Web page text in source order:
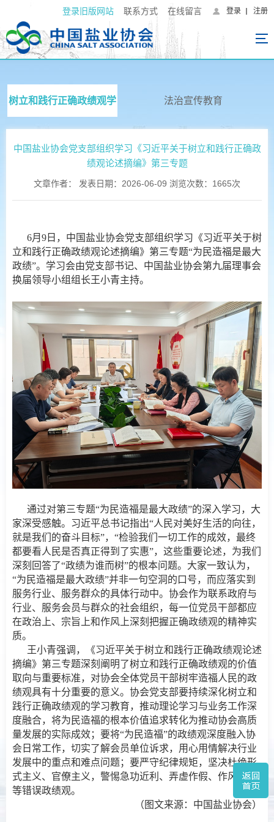
登录旧版网站 联系方式 在线留言 登录 注册
树立和践行正确政绩观学 法治宣传教育
中国盐业协会党支部组织学习《习近平关于树立和践行正确政
绩观论述摘编》第三专题
文章作者： 发表日期：2026-06-09 浏览次数：1665次
6月9日，中国盐业协会党支部组织学习《习近平关于树
立和践行正确政绩观论述摘编》第三专题“为民造福是最大
政绩”。学习会由党支部书记、中国盐业协会第九届理事会
换届领导小组组长王小青主持。
通过对第三专题“为民造福是最大政绩”的深入学习，大
家深受感触。习近平总书记指出“人民对美好生活的向往，
就是我们的奋斗目标”，“检验我们一切工作的成效，最终
都要看人民是否真正得到了实惠”，这些重要论述，为我们
深刻回答了“政绩为谁而树”的根本问题。大家一致认为，
“为民造福是最大政绩”并非一句空洞的口号，而应落实到
服务行业、服务群众的具体行动中。协会作为联系政府与
行业、服务会员与群众的社会组织，每一位党员干部都应
在政治上、宗旨上和作风上深刻把握正确政绩观的精神实
质。
王小青强调，《习近平关于树立和践行正确政绩观论述
摘编》第三专题深刻阐明了树立和践行正确政绩观的价值
取向与重要标准，对协会全体党员干部树牢造福人民的政
绩观具有十分重要的意义。协会党支部要持续深化树立和
践行正确政绩观的学习教育，推动理论学习与业务工作深
度融合，将为民造福的根本价值追求转化为推动协会高质
量发展的实际成效；要将“为民造福”的政绩观深度融入协
会日常工作，切实了解会员单位诉求，用心用情解决行业
发展中的重点和难点问题；要严守纪律规矩，坚决杜绝形
式主义、官僚主义，警惕急功近利、弄虚作假、作风不实
等错误政绩观。
（图文来源：中国盐业协会）